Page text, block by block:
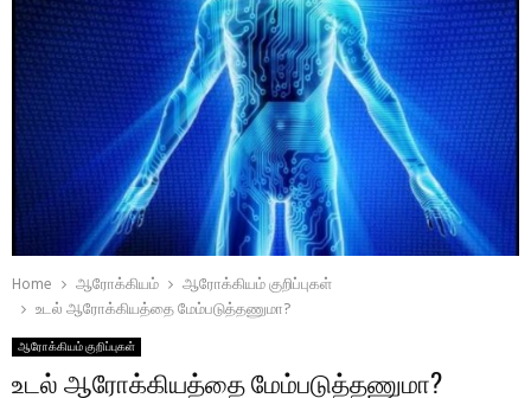
Home ஆரோக்கியம்
ஆரோக்கியம் குறிப்புகள்
உடல் ஆரோக்கியத்தை மேம்படுத்தணுமா?
ஆரோக்கியம் குறிப்புகள்
உடல் ஆரோக்கியத்தை மேம்படுத்தணுமா?